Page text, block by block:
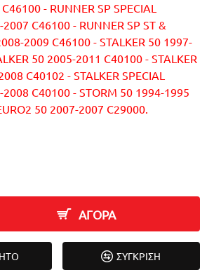
- RUNNER SP SPECIAL
C46100 - RUNNER SP ST &
2009 C46100 - STALKER 50 1997-
50 2005-2011 C40100 - STALKER
C40102 - STALKER SPECIAL
2008 C40100 - STORM 50 1994-1995
50 2007-2007 C29000.
ΑΓΟΡΑ
ΣΎΓΚΡΙΣΗ